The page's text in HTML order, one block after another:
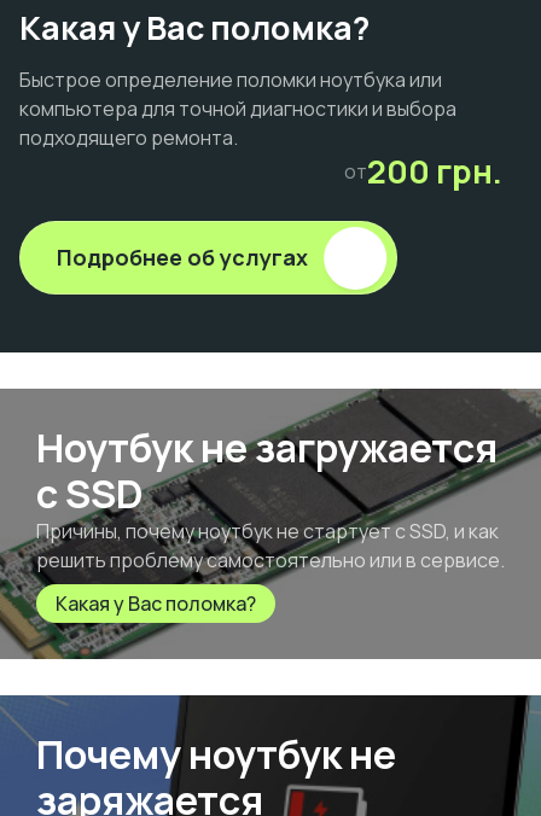
Какая у Вас поломка?
Быстрое определение поломки ноутбука или
компьютера для точной диагностики и выбора
подходящего ремонта.
от200 грн.
Подробнее об услугах
Ноутбук не загружается
с SSD
Причины, почему ноутбук не стартует с SSD, и как
решить проблему самостоятельно или в сервисе.
Какая у Вас поломка?
Почему ноутбук не
заряжается